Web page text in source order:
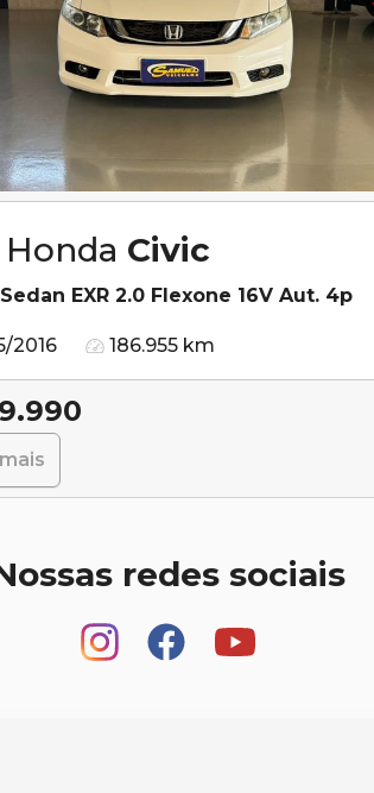
Honda Civic
EXR 2.0 Flexone 16V Aut. 4p
2016 186.955 km
redes sociais